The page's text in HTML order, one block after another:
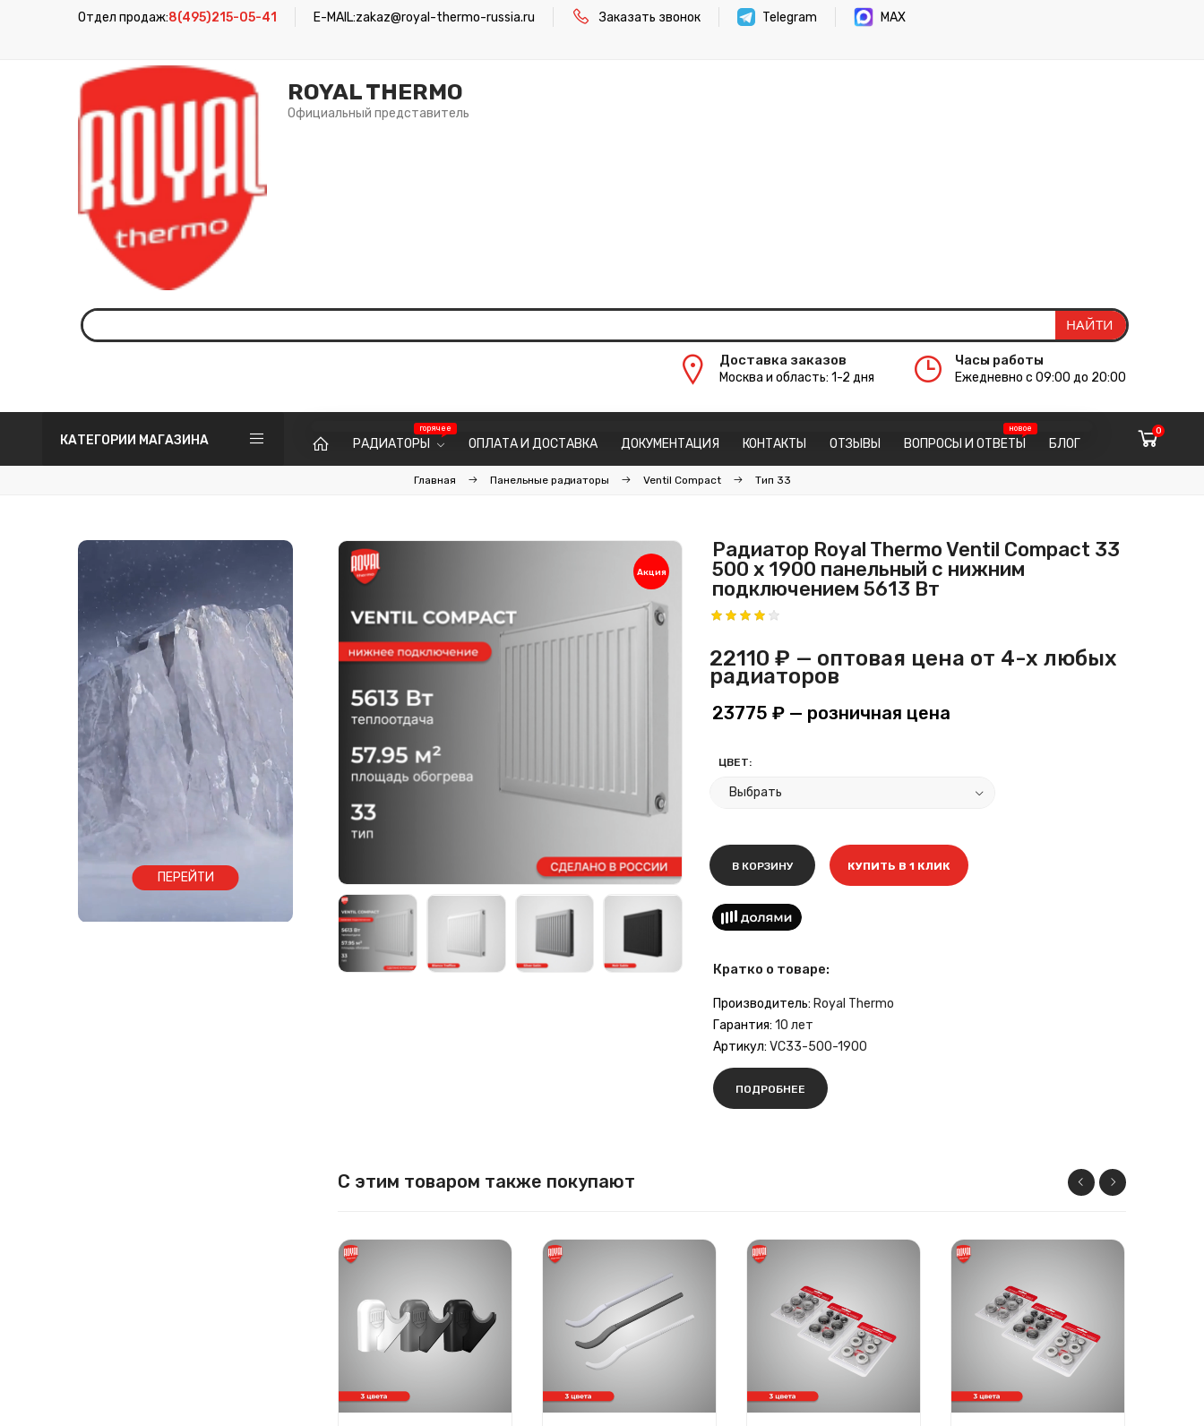
Отдел продаж:8(495)215-05-41 E-MAIL:zakaz@royal-thermo-russia.ru Заказать звонок Telegram MAX
ROYAL THERMO
Официальный представитель
Доставка заказов
Москва и область: 1-2 дня
Часы работы
Ежедневно с 09:00 до 20:00
КАТЕГОРИИ МАГАЗИНА РАДИАТОРЫ ОПЛАТА И ДОСТАВКА ДОКУМЕНТАЦИЯ КОНТАКТЫ ОТЗЫВЫ ВОПРОСЫ И ОТВЕТЫ БЛОГ
0
Главная Панельные радиаторы Ventil Compact Тип 33
Акция
Радиатор Royal Thermo Ventil Compact 33
500 х 1900 панельный с нижним
подключением 5613 Вт
22110 ₽ — оптовая цена от 4-х любых
радиаторов
23775 ₽ — розничная цена
ЦВЕТ:
В КОРЗИНУ КУПИТЬ В 1 КЛИК
Кратко о товаре:
Производитель: Royal Thermo
Гарантия: 10 лет
Артикул: VC33-500-1900
ПОДРОБНЕЕ
С этим товаром также покупают
ПЕРЕЙТИ